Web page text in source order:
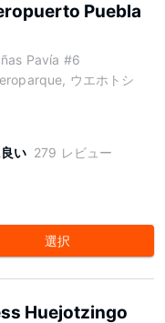
Puebla
Pavía #6
ウエホトシ
い 279 レビュー
選択
Huejotzingo